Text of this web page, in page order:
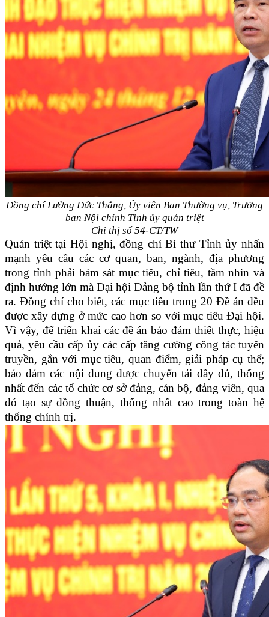
Đồng chí Lường Đức Thắng, Ủy viên Ban Thường vụ, Trưởng
ban Nội chính Tỉnh ủy quán triệt
Chỉ thị số 54-CT/TW
Quán triệt tại Hội nghị, đồng chí Bí thư Tỉnh ủy nhấn
mạnh yêu cầu các cơ quan, ban, ngành, địa phương
trong tỉnh phải bám sát mục tiêu, chỉ tiêu, tầm nhìn và
định hướng lớn mà Đại hội Đảng bộ tỉnh lần thứ I đã đề
ra. Đồng chí cho biết, các mục tiêu trong 20 Đề án đều
được xây dựng ở mức cao hơn so với mục tiêu Đại hội.
Vì vậy, để triển khai các đề án bảo đảm thiết thực, hiệu
quả, yêu cầu cấp ủy các cấp tăng cường công tác tuyên
truyền, gắn với mục tiêu, quan điểm, giải pháp cụ thể;
bảo đảm các nội dung được chuyển tải đầy đủ, thống
nhất đến các tổ chức cơ sở đảng, cán bộ, đảng viên, qua
đó tạo sự đồng thuận, thống nhất cao trong toàn hệ
thống chính trị.